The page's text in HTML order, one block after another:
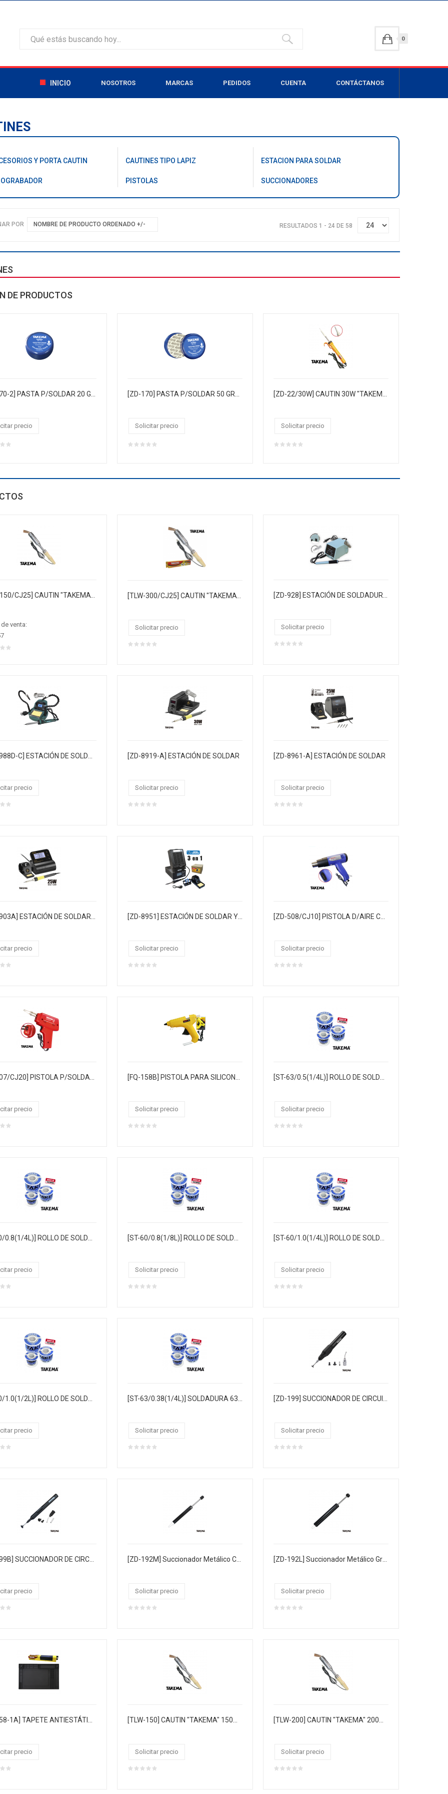
0
INICIO NOSOTROS MARCAS PEDIDOS CUENTA CONTÁCTANOS
Y PORTA CAUTIN CAUTINES TIPO LAPIZ ESTACION PARA SOLDAR
PISTOLAS SUCCIONADORES
POR NOMBRE DE PRODUCTO ORDENADO +/- RESULTADOS 1 - 24 DE 58
DE PRODUCTOS
[ZD-170-2] PASTA P/SOLDAR 20 GRAMOS"TAKEMA", TAPA RSCABLE DE PLÁSTICO, PACK X 10, CJX500
precio
[ZD-170] PASTA P/SOLDAR 50 GRAMOS "TAKEMA", PACK X 5
Solicitar precio
[ZD-22/30W] CAUTIN 30W "TAKEMA" C/GANCHO P/AGUJA 0.9MM PLATA, C/RESISTENCIA DE CERÁMICA INTERNA, MANGO PVC NARANJA BLISTER, CJX100
Solicitar precio
[TLW-150/CJ25] CAUTIN "TAKEMA" 150W 220V/AC M/MADERA T/HACHA PUNTA COBRE.CAJA CJX25
venta:
[TLW-300/CJ25] CAUTIN "TAKEMA" 300W 220/VAC M/MADERA T/HACHA PUNTA COBRE.CAJA CJX25
Solicitar precio
[ZD-928] ESTACIÓN DE SOLDADURA ANALÓGICA con control de temperatura regulable
Solicitar precio
[ZD-8988D-C] ESTACIÓN DE SOLDADURA DIGITAL con control de temperatura regulable
precio
[ZD-8919-A] ESTACIÓN DE SOLDAR
Solicitar precio
[ZD-8961-A] ESTACIÓN DE SOLDAR
Solicitar precio
[ZD-8903A] ESTACIÓN DE SOLDAR con pantalla LCD plegable
precio
[ZD-8951] ESTACIÓN DE SOLDAR Y EXTRACTOR DE HUMO
Solicitar precio
[ZD-508/CJ10] PISTOLA D/AIRE CALIENTE "TAKEMA" C/SWITCH DE ALTA Y BAJA, EN BAJA 750W 350º, EN ALTA 1500W 500ºC, TEMPERATURA DE180º-500º, 220V 60HZ, FUERZA DE AIRE 200L-450L, AZUL CJX10
Solicitar precio
[ZD-507/CJ20] PISTOLA P/SOLDAR "TAKEMA" 100W CABLE VULCANIZADO 220VAC ROJO. MEDIDA 19.5X16CM. BLISTER CJX20
precio
[FQ-158B] PISTOLA PARA SILICONA DELGADA
Solicitar precio
[ST-63/0.5(1/4L)] ROLLO DE SOLDADURA "TAKEMA" 0.5MM 60/40 1/4 LIBRA
Solicitar precio
[ST-60/0.8(1/4L)] ROLLO DE SOLDADURA "TAKEMA" 0.8MM 60/40 1/4LIBRA 29MTS, CJX30, MASTERX120
precio
[ST-60/0.8(1/8L)] ROLLO DE SOLDADURA "TAKEMA" 0.8MM 60/40 1/8LIBRA
Solicitar precio
[ST-60/1.0(1/4L)] ROLLO DE SOLDADURA "TAKEMA" 1.0MM 60/40 1/4LIBRA 19MTS,CAJA X120
Solicitar precio
[ST-60/1.0(1/2L)] ROLLO DE SOLDADURA "TAKEMA" 1.0MM 60/40, 1/2LIBRA 38MTS, CJX20, MASTERX100
precio
[ST-63/0.38(1/4L)] SOLDADURA 63/37 DE 0.38MM 1/4 LIBRA 120XCJ
Solicitar precio
[ZD-199] SUCCIONADOR DE CIRCUITOS INTEGRADOS
Solicitar precio
[ZD-199B] SUCCIONADOR DE CIRCUITOS INTEGRADOS
precio
[ZD-192M] Succionador Metálico Chico
Solicitar precio
[ZD-192L] Succionador Metálico Grande
Solicitar precio
[ZD-158-1A] TAPETE ANTIESTÁTICO CON AISLAMIENTO TÉRMICO NEGRO
precio
[TLW-150] CAUTIN "TAKEMA" 150W 220V/AC M/MADERA T/HACHA PUNTA COBRE.CAJA CJX25
Solicitar precio
[TLW-200] CAUTIN "TAKEMA" 200W 220/VAC M/MADERA T/HACHA PUNTA COBRE.CAJA CJX25
Solicitar precio